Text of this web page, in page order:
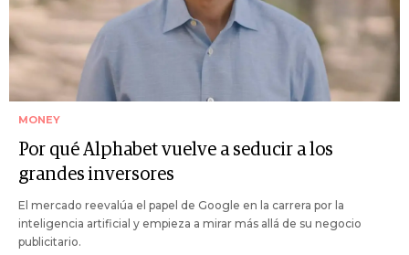
MONEY
Por qué Alphabet vuelve a seducir a los
grandes inversores
El mercado reevalúa el papel de Google en la carrera por la
inteligencia artificial y empieza a mirar más allá de su negocio
publicitario.